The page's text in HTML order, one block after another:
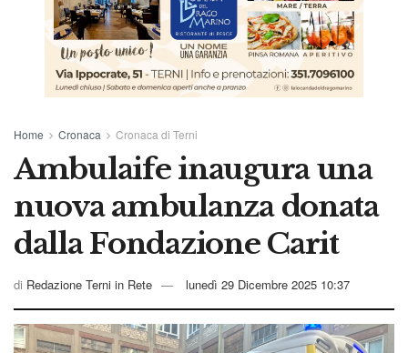
Home Cronaca Cronaca di Terni
Ambulaife inaugura una
nuova ambulanza donata
dalla Fondazione Carit
di Redazione Terni in Rete lunedì 29 Dicembre 2025 10:37